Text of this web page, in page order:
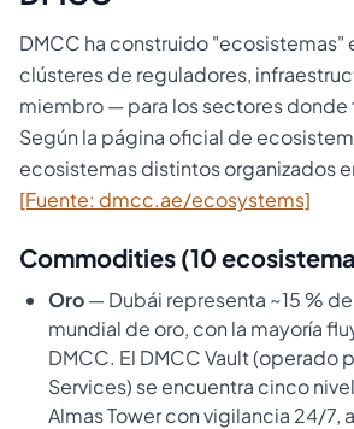
DMCC ha construido
clústeres de reguladores,
miembro — para los sectores donde
Según la página oficial de
ecosistemas distintos organizados
[Fuente: dmcc.ae/ecosystems]
Commodities (10
Oro— Dubái representa ~15 %
mundial de oro, con la mayoría
DMCC. El DMCC Vault (operado
Services) se encuentra cinco
Almas Tower con vigilancia 24/7,